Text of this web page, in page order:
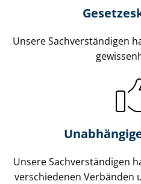
Unsere Sach­ver­stän­di­gen
Unsere Sach­ver­stän­di­gen
verschiedenen Verbänden